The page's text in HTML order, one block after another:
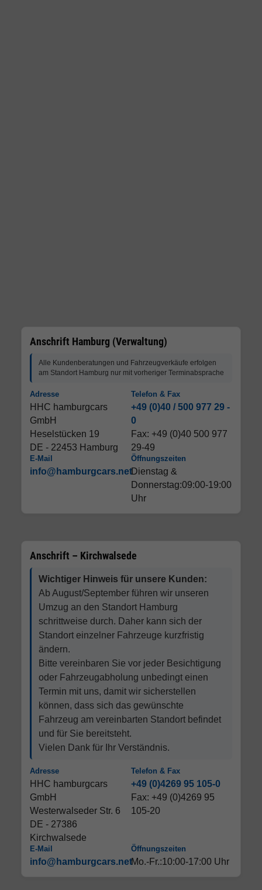
Anschrift Hamburg (Verwaltung)
Alle Kundenberatungen und Fahrzeugverkäufe erfolgen
am Standort Hamburg nur mit vorheriger Terminabsprache
Adresse
HHC hamburgcars
GmbH
Heselstücken 19
DE - 22453 Hamburg
Telefon & Fax
+49 (0)40 / 500 977 29 -
0
Fax: +49 (0)40 500 977
29-49
E-Mail
info@hamburgcars.net
Öffnungszeiten
Dienstag &
Donnerstag:09:00-19:00
Uhr
Anschrift – Kirchwalsede
Wichtiger Hinweis für unsere Kunden:
Ab August/September führen wir unseren
Umzug an den Standort Hamburg
schrittweise durch. Daher kann sich der
Standort einzelner Fahrzeuge kurzfristig
ändern.
Bitte vereinbaren Sie vor jeder Besichtigung
oder Fahrzeugabholung unbedingt einen
Termin mit uns, damit wir sicherstellen
können, dass sich das gewünschte
Fahrzeug am vereinbarten Standort befindet
und für Sie bereitsteht.
Vielen Dank für Ihr Verständnis.
Adresse
HHC hamburgcars
GmbH
Westerwalseder Str. 6
DE - 27386
Kirchwalsede
Telefon & Fax
+49 (0)4269 95 105-0
Fax: +49 (0)4269 95
105-20
E-Mail
info@hamburgcars.net
Öffnungszeiten
Mo.-Fr.:10:00-17:00 Uhr